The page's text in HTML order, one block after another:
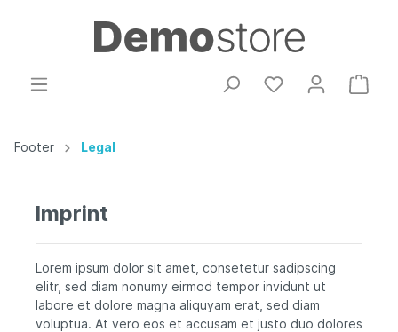
Footer Legal
Imprint
Lorem ipsum dolor sit amet, consetetur sadipscing
elitr, sed diam nonumy eirmod tempor invidunt ut
labore et dolore magna aliquyam erat, sed diam
voluptua. At vero eos et accusam et justo duo dolores